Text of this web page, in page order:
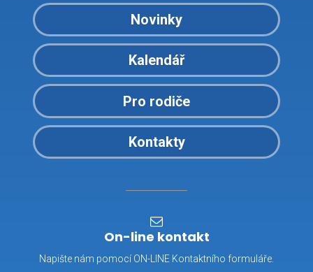
Novinky
Kalendář
Pro rodiče
Kontakty
On-line kontakt
Napište nám pomocí ON-LINE Kontaktního formuláře.